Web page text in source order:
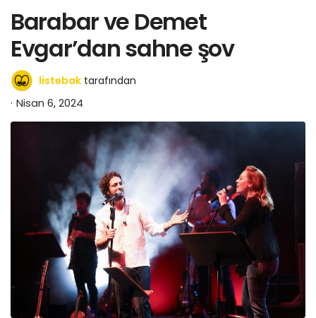
Barabar ve Demet
Evgar’dan sahne şov
listebak tarafından
Nisan 6, 2024